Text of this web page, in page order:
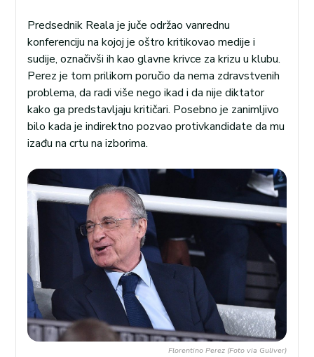
Predsednik Reala je juče održao vanrednu
konferenciju na kojoj je oštro kritikovao medije i
sudije, označivši ih kao glavne krivce za krizu u klubu.
Perez je tom prilikom poručio da nema zdravstvenih
problema, da radi više nego ikad i da nije diktator
kako ga predstavljaju kritičari. Posebno je zanimljivo
bilo kada je indirektno pozvao protivkandidate da mu
izađu na crtu na izborima.
Florentino Perez (Foto via Guliver)